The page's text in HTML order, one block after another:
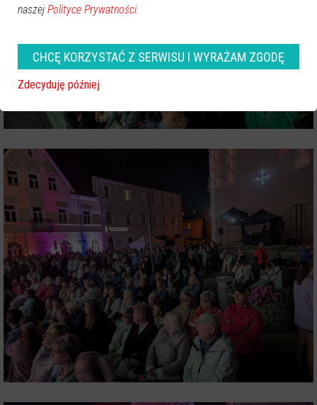
naszej Polityce Prywatności.
CHCĘ KORZYSTAĆ Z SERWISU I WYRAŻAM ZGODĘ
Zdecyduję później